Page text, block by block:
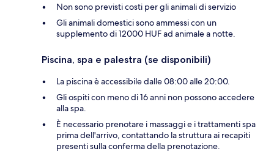
Non sono previsti costi per gli animali di servizio
Gli animali domestici sono ammessi con un
supplemento di 12000 HUF ad animale a notte.
Piscina, spa e palestra (se disponibili)
La piscina è accessibile dalle 08:00 alle 20:00.
Gli ospiti con meno di 16 anni non possono accedere
alla spa.
È necessario prenotare i massaggi e i trattamenti spa
prima dell'arrivo, contattando la struttura ai recapiti
presenti sulla conferma della prenotazione.